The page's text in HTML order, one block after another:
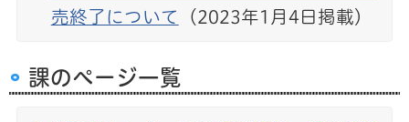
売終了について
（2023年1月4日掲載）
課のページ一覧